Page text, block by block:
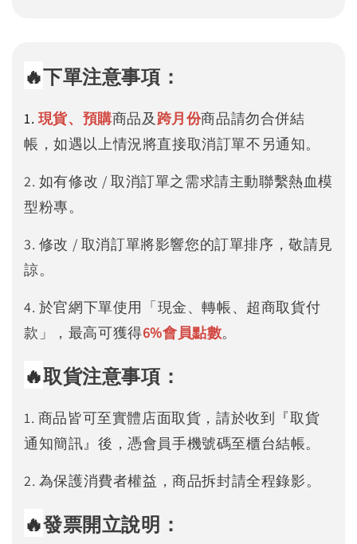
🔥下單注意事項：
1. 現貨、預購商品及 跨月份商品請勿合併結
帳，如遇以上情況將直接取消訂單不另通知。
2. 如有修改 / 取消訂單之需求請主動聯繫熱血模
型粉專。
3. 修改 / 取消訂單將影響您的訂單排序，敬請見
諒。
4. 於官網下單使用「現金、轉帳、超商取貨付
款」，最高可獲得6%會員點數。
🔥取貨注意事項：
1. 商品皆可至實體店面取貨，請於收到『取貨
通知簡訊』後，憑會員手機號碼至櫃台結帳。
2. 為保護消費者權益，商品拆封請全程錄影。
🔥發票開立說明：